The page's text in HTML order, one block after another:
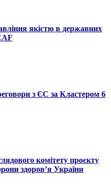
якістю в державних
з ЄС за Кластером 6
комітету проєкту
здоров’я України